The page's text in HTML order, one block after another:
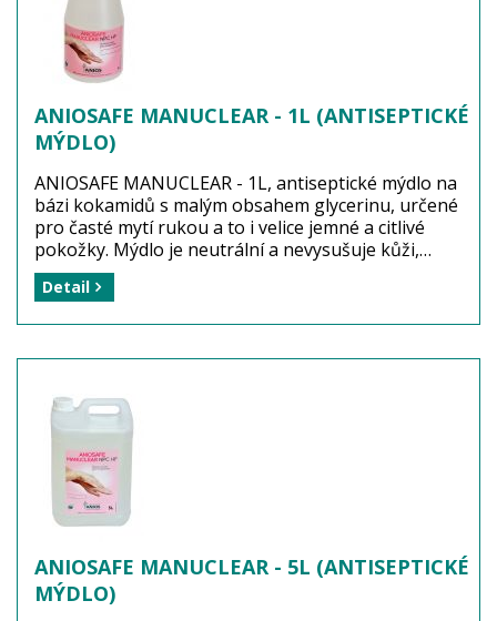
Výrobce: Laboratoires ANIOS Francie
Balení: 1 kus (1 litr, náhradní patrona)
Dostupnost: zboží MÁME skladem
k okamžitému dodání! ...
ANIOSAFE MANUCLEAR - 1L (ANTISEPTICKÉ
MÝDLO)
ANIOSAFE MANUCLEAR - 1L, antiseptické mýdlo na
bázi kokamidů s malým obsahem glycerinu, určené
pro časté mytí rukou a to i velice jemné a citlivé
pokožky. Mýdlo je neutrální a nevysušuje kůži,
působí velmi příjemně. Jednolitrový flakon s
dávkovačem se postaví na umyvadlo. Antiseptické
Dezinfekční účinnost: BAKTERICIDNÍ a FUNGICIDNÍ
Výrobce: Laboratoires ANIOS Francie
Balení: 1 kus (1 litr s dávkovačem)
Dostupnost: zboží je momentálně vyprodáno! ...
Detail
ANIOSAFE MANUCLEAR - 5L (ANTISEPTICKÉ
MÝDLO)